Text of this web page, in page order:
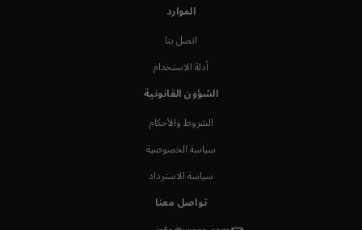
الموارد
اتصل بنا
أدلة الاستخدام
الشؤون القانونية
الشروط والأحكام
سياسة الخصوصية
سياسة الاسترداد
تواصل معنا